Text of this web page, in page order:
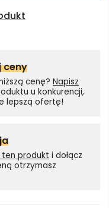
ceny
cenę? Napisz
u konkurencji,
lepszą ofertę!
produkt i dołącz
otrzymasz